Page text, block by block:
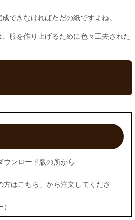
できなければただの紙ですよね。
服を作り上げるために色々工夫された
ウンロード版の所から
方はこちら」から注文してくださ